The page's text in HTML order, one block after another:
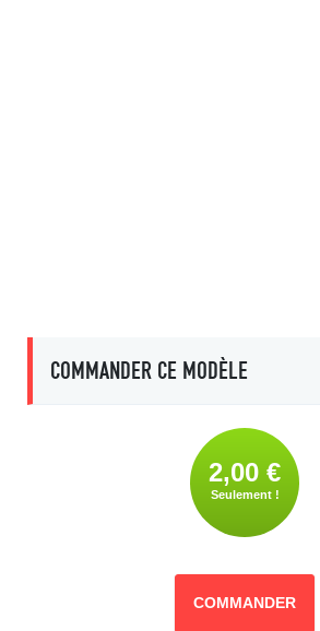
COMMANDER CE MODÈLE
2,00 €
Seulement !
COMMANDER